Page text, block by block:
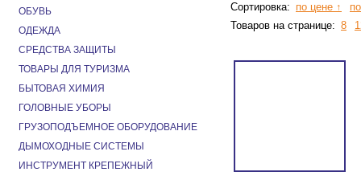
Сортировка: по цене ↑
Товаров на странице: 8
ОБУВЬ
ОДЕЖДА
СРЕДСТВА ЗАЩИТЫ
ТОВАРЫ ДЛЯ ТУРИЗМА
БЫТОВАЯ ХИМИЯ
ГОЛОВНЫЕ УБОРЫ
ГРУЗОПОДЪЕМНОЕ ОБОРУДОВАНИЕ
ДЫМОХОДНЫЕ СИСТЕМЫ
ИНСТРУМЕНТ КРЕПЕЖНЫЙ